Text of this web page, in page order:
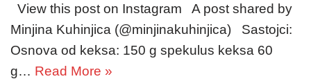
View this post on Instagram A post shared by
Minjina Kuhinjica (@minjinakuhinjica) Sastojci:
Osnova od keksa: 150 g spekulus keksa 60
g… Read More »